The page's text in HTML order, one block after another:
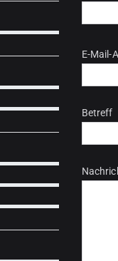
E-Mail-
Betreff